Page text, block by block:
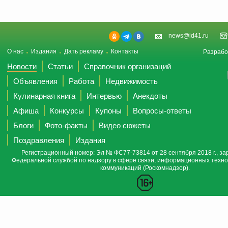
news@id41.ru
О нас Издания Дать рекламу Контакты
Новости Статьи
Справочник организаций
Объявления
Работа
Недвижимость
Кулинарная книга
Интервью
Анекдоты
Афиша
Конкурсы Купоны
Вопросы-ответы
Блоги
Фото-факты
Видео сюжеты
Поздравления
Издания
Регистрационный номер: Эл № ФС77-73814 от 28 сентября 2018 г.,
Федеральной службой по надзору в сфере связи, информационных
коммуникаций (Роскомнадзор).